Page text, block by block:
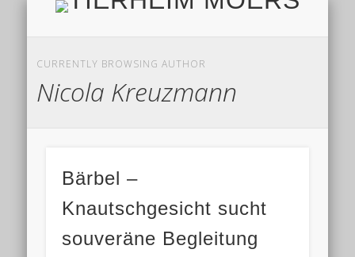
HOME
AKTUELL
ALLE TIERE
HELFEN
TIERHEIM & VEREIN
VIELEN DANK!
IMPRESSUM & DATENSCHUTZ
FINDEFIX
CURRENTLY BROWSING AUTHOR
Nicola Kreuzmann
Bärbel –
Knautschgesicht sucht
souveräne Begleitung